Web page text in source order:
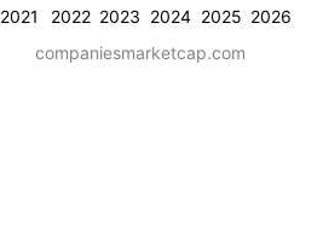
2021 2022 2023 2024 2025 2026
companiesmarketcap.com